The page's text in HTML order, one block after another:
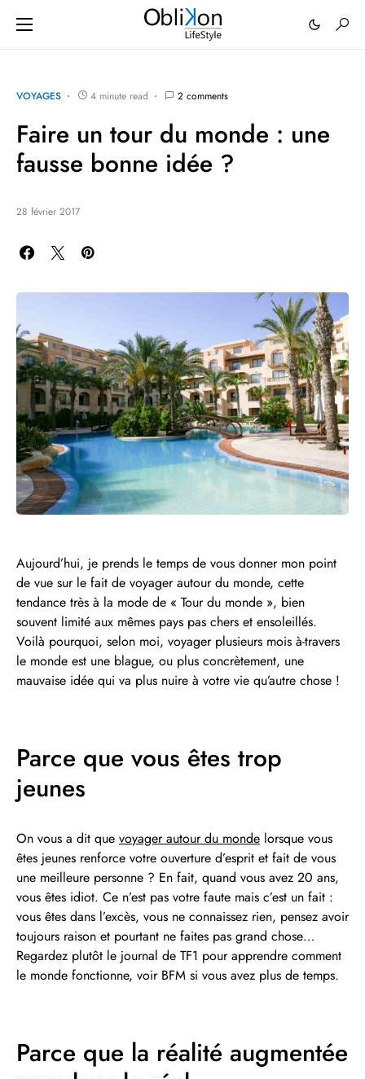
VOYAGES 4 minute read 2 comments
Faire un tour du monde : une
fausse bonne idée ?
28 février 2017
Aujourd’hui, je prends le temps de vous donner mon point
de vue sur le fait de voyager autour du monde, cette
tendance très à la mode de « Tour du monde », bien
souvent limité aux mêmes pays pas chers et ensoleillés.
Voilà pourquoi, selon moi, voyager plusieurs mois à-travers
le monde est une blague, ou plus concrètement, une
mauvaise idée qui va plus nuire à votre vie qu’autre chose !
Parce que vous êtes trop
jeunes
On vous a dit que voyager autour du monde lorsque vous
êtes jeunes renforce votre ouverture d’esprit et fait de vous
une meilleure personne ? En fait, quand vous avez 20 ans,
vous êtes idiot. Ce n’est pas votre faute mais c’est un fait :
vous êtes dans l’excès, vous ne connaissez rien, pensez avoir
toujours raison et pourtant ne faites pas grand chose…
Regardez plutôt le journal de TF1 pour apprendre comment
le monde fonctionne, voir BFM si vous avez plus de temps.
Parce que la réalité augmentée